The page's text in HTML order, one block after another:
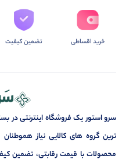
خرید اقساطی تضمین کیفیت
سرو استور یک فروشگاه اینترنتی در
ترین گروه های کالایی نیاز
محصولات با قیمت رقابتی، تضمین